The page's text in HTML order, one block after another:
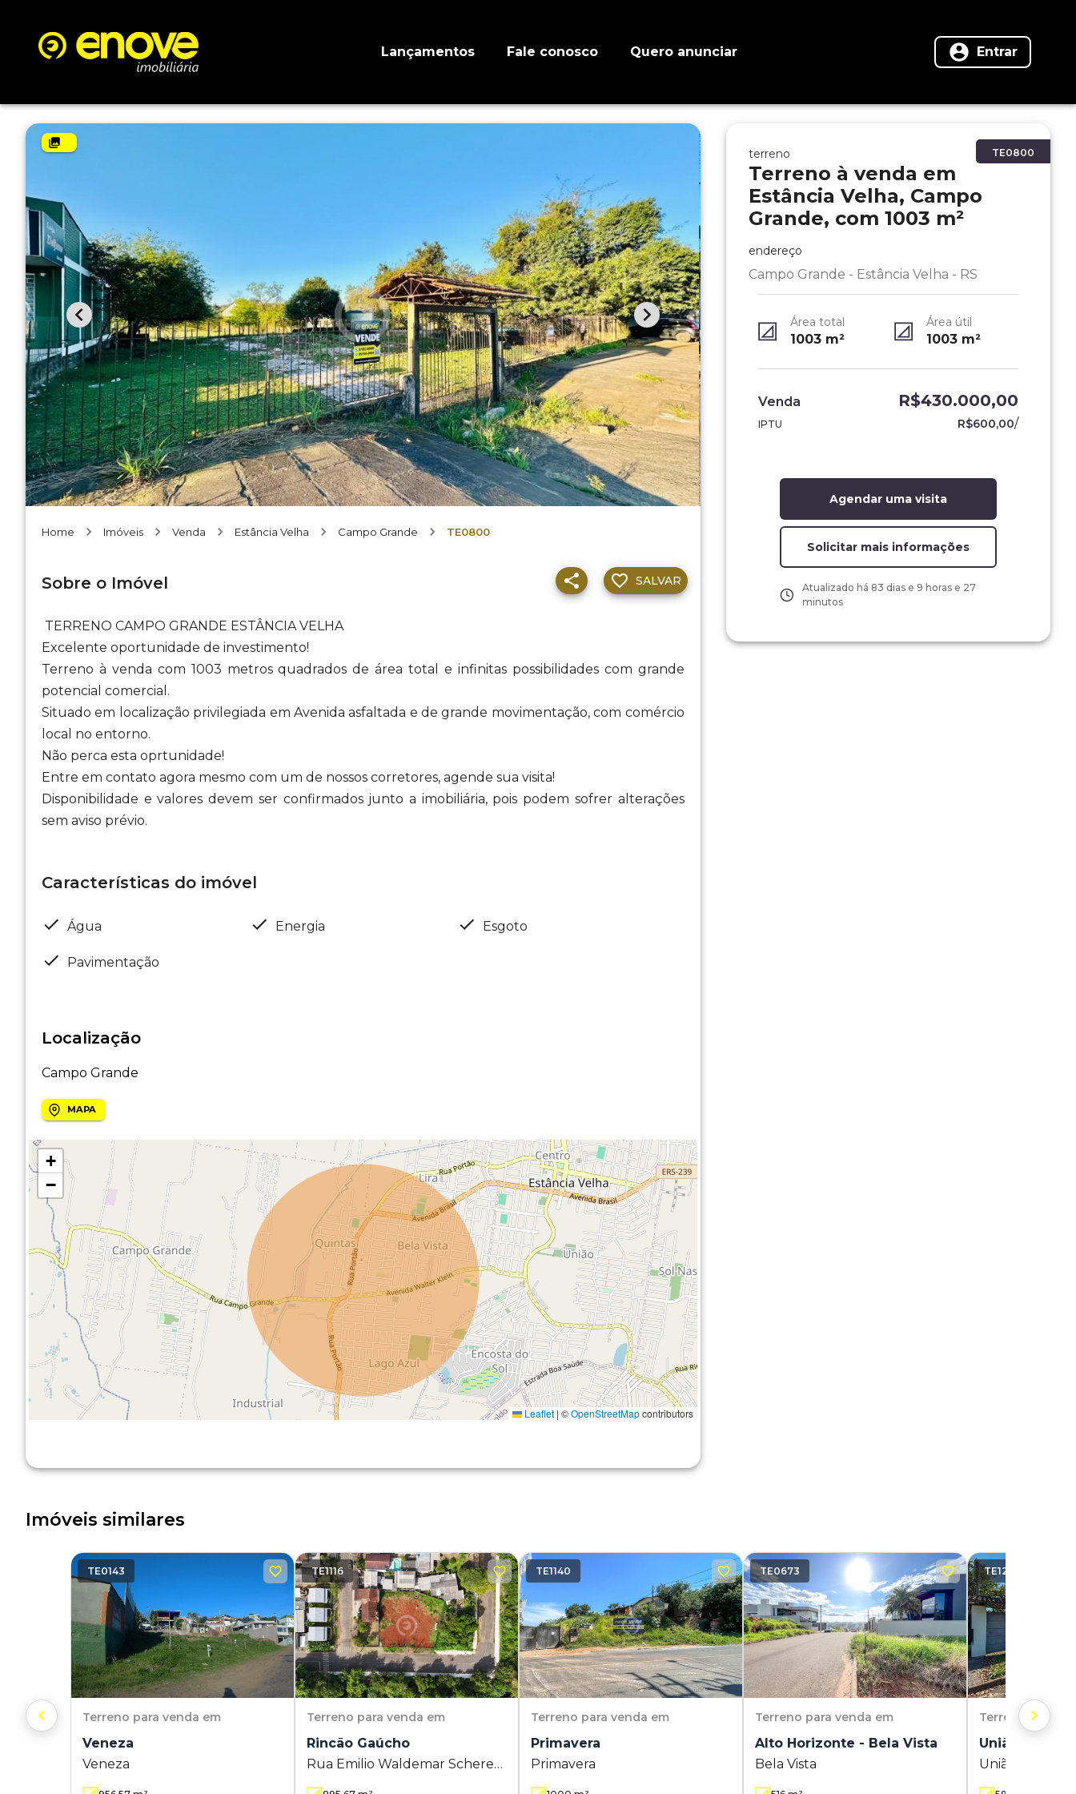
Lançamentos Fale conosco Quero anunciar Entrar
Home Imóveis Venda Estância Velha Campo Grande TE0800
Sobre o Imóvel
TERRENO CAMPO GRANDE ESTÂNCIA VELHA
Excelente oportunidade de investimento!
Terreno à venda com 1003 metros quadrados de área total e infinitas possibilidades com grande
potencial comercial.
Situado em localização privilegiada em Avenida asfaltada e de grande movimentação, com comércio
local no entorno.
Não perca esta oprtunidade!
Entre em contato agora mesmo com um de nossos corretores, agende sua visita!
Disponibilidade e valores devem ser confirmados junto a imobiliária, pois podem sofrer alterações
sem aviso prévio.
SALVAR
Características do imóvel
Água Energia Esgoto
Pavimentação
Localização
Campo Grande
MAPA
+
−
Leaflet | ©OpenStreetMapcontributors
TE0800
terreno
Terreno à venda em
Estância Velha, Campo
Grande, com 1003 m²
endereço
Campo Grande - Estância Velha - RS
Área total
1003m²
Área útil
1003 m²
Venda R$430.000,00
IPTU R$600,00/
Agendar uma visita
Solicitar mais informações
Atualizado há 83 dias e 9 horas e 27
minutos
Imóveis similares
TE0143
Terreno para venda em
Veneza
Veneza
TE1116
Terreno para venda em
Rincão Gaúcho
Rua Emilio Waldemar Scherer
TE1140
Terreno para venda em
Primavera
Primavera
TE0673
Terreno para venda em
Alto Horizonte - Bela Vista
Bela Vista
TE1219
Terreno para
União
União